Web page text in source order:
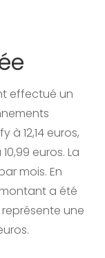
effectué un
à 12,14 euros,
euros. La
mois. En
a été
une